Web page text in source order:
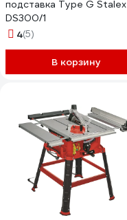
подставка Type G Stalex
DS300/1
4(5)
В корзину